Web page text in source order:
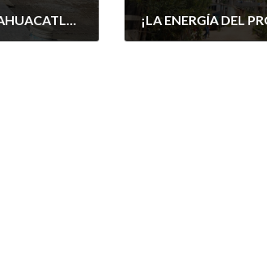
SUPERVICION DE OBRA EN AHUACATLAN